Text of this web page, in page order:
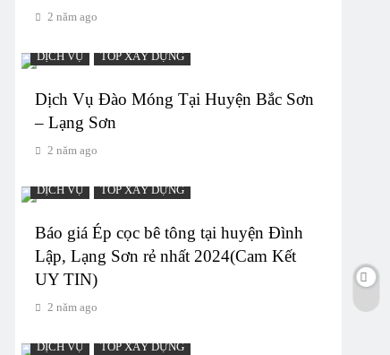
2 năm ago
DỊCH VỤ TOP XÂY DỰNG
Dịch Vụ Đào Móng Tại Huyện Bắc Sơn
– Lạng Sơn
2 năm ago
DỊCH VỤ TOP XÂY DỰNG
Báo giá Ép cọc bê tông tại huyện Đình
Lập, Lạng Sơn rẻ nhất 2024(Cam Kết
UY TIN)
2 năm ago
DỊCH VỤ TOP XÂY DỰNG